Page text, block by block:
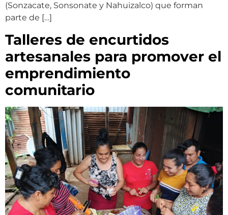
(Sonzacate, Sonsonate y Nahuizalco) que forman
parte de […]
Talleres de encurtidos
artesanales para promover el
emprendimiento
comunitario